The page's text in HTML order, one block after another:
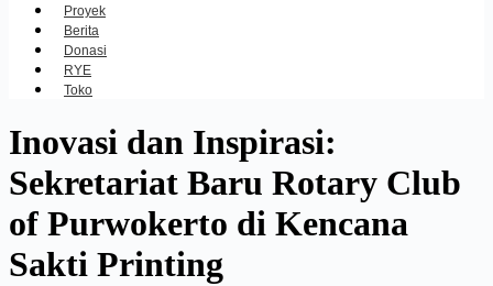
Proyek
Berita
Donasi
RYE
Toko
Inovasi dan Inspirasi:
Sekretariat Baru Rotary Club
of Purwokerto di Kencana
Sakti Printing